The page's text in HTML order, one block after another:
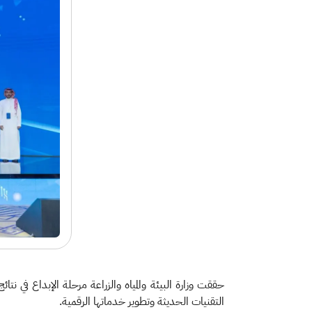
التقنيات الحديثة وتطوير خدماتها الرقمية.